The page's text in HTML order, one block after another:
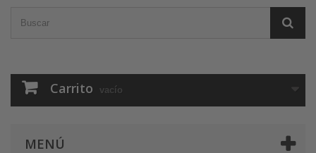
Carrito vacío
MENÚ